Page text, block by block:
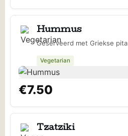
Hummus
Geserveerd met Griekse pita
Vegetarian
€7.50
Tzatziki